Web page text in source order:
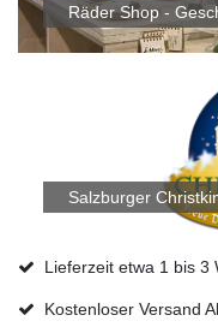
Räder Shop -
Salzburger
Lieferzeit etwa 1 bis 3
Kostenloser Versand